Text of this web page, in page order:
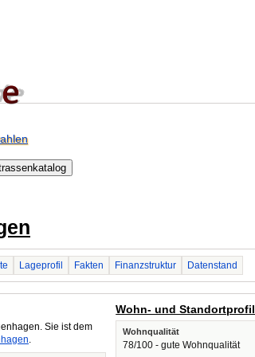
Lageprofil Fakten Finanzstruktur Datenstand
Sie ist dem
.
Wohn- und Standortprofil
Wohnqualität
78/100 - gute Wohnqualität